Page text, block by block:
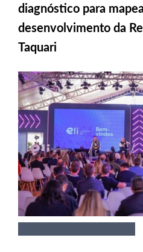
diagnóstico para
desenvolvimento da
Taquari